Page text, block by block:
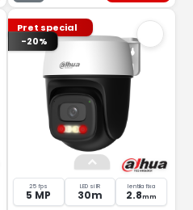
Pret special
-20%
25 fps
5 MP
LED si IR
30m
lentila fixa
2.8mm